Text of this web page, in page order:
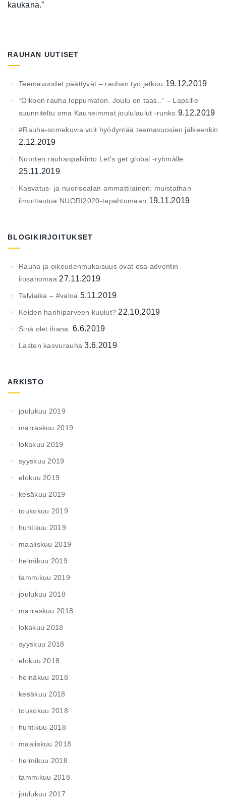
kaukana.”
RAUHAN UUTISET
Teemavuodet päättyvät – rauhan työ jatkuu 19.12.2019
“Olkoon rauha loppumaton. Joulu on taas..” – Lapsille
suunniteltu oma Kauneimmat joululaulut -runko 9.12.2019
#Rauha-somekuvia voit hyödyntää teemavuosien jälkeenkin
2.12.2019
Nuorten rauhanpalkinto Let’s get global -ryhmälle
25.11.2019
Kasvatus- ja nuorisoalan ammattilainen: muistathan
ilmoittautua NUORI2020-tapahtumaan 19.11.2019
BLOGIKIRJOITUKSET
Rauha ja oikeudenmukaisuus ovat osa adventin
ilosanomaa 27.11.2019
Talviaika – #valoa 5.11.2019
Keiden hanhiparveen kuulut? 22.10.2019
Sinä olet ihana. 6.6.2019
Lasten kasvurauha 3.6.2019
ARKISTO
joulukuu 2019
marraskuu 2019
lokakuu 2019
syyskuu 2019
elokuu 2019
kesäkuu 2019
toukokuu 2019
huhtikuu 2019
maaliskuu 2019
helmikuu 2019
tammikuu 2019
joulukuu 2018
marraskuu 2018
lokakuu 2018
syyskuu 2018
elokuu 2018
heinäkuu 2018
kesäkuu 2018
toukokuu 2018
huhtikuu 2018
maaliskuu 2018
helmikuu 2018
tammikuu 2018
joulukuu 2017